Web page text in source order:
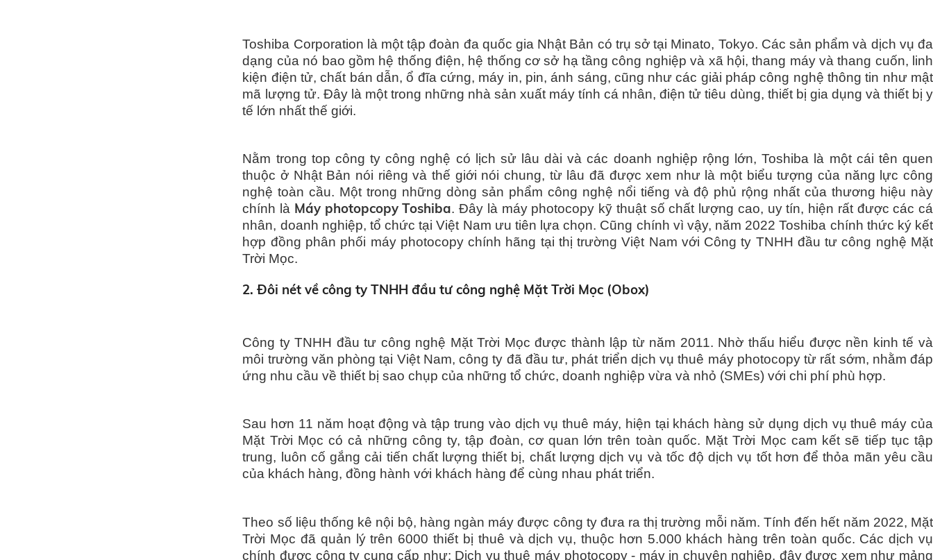
Toshiba Corporation là một tập đoàn đa quốc gia Nhật Bản có trụ sở tại Minato, Tokyo. Các sản phẩm và dịch vụ đa
dạng của nó bao gồm hệ thống điện, hệ thống cơ sở hạ tầng công nghiệp và xã hội, thang máy và thang cuốn, linh
kiện điện tử, chất bán dẫn, ổ đĩa cứng, máy in, pin, ánh sáng, cũng như các giải pháp công nghệ thông tin như mật
mã lượng tử. Đây là một trong những nhà sản xuất máy tính cá nhân, điện tử tiêu dùng, thiết bị gia dụng và thiết bị y
tế lớn nhất thế giới.
Nằm trong top công ty công nghệ có lịch sử lâu dài và các doanh nghiệp rộng lớn, Toshiba là một cái tên quen
thuộc ở Nhật Bản nói riêng và thế giới nói chung, từ lâu đã được xem như là một biểu tượng của năng lực công
nghệ toàn cầu. Một trong những dòng sản phẩm công nghệ nổi tiếng và độ phủ rộng nhất của thương hiệu này
chính là Máy photopcopy Toshiba.Đây là máy photocopy kỹ thuật số chất lượng cao, uy tín, hiện rất được các cá
nhân, doanh nghiệp, tổ chức tại Việt Nam ưu tiên lựa chọn. Cũng chính vì vậy, năm 2022 Toshiba chính thức ký kết
hợp đồng phân phối máy photocopy chính hãng tại thị trường Việt Nam với Công ty TNHH đầu tư công nghệ Mặt
Trời Mọc.
2. Đôi nét về công ty TNHH đầu tư công nghệ Mặt Trời Mọc (Obox)
Công ty TNHH đầu tư công nghệ Mặt Trời Mọc được thành lập từ năm 2011. Nhờ thấu hiểu được nền kinh tế và
môi trường văn phòng tại Việt Nam, công ty đã đầu tư, phát triển dịch vụ thuê máy photocopy từ rất sớm, nhằm đáp
ứng nhu cầu về thiết bị sao chụp của những tổ chức, doanh nghiệp vừa và nhỏ (SMEs) với chi phí phù hợp.
Sau hơn 11 năm hoạt động và tập trung vào dịch vụ thuê máy, hiện tại khách hàng sử dụng dịch vụ thuê máy của
Mặt Trời Mọc có cả những công ty, tập đoàn, cơ quan lớn trên toàn quốc. Mặt Trời Mọc cam kết sẽ tiếp tục tập
trung, luôn cố gắng cải tiến chất lượng thiết bị, chất lượng dịch vụ và tốc độ dịch vụ tốt hơn để thỏa mãn yêu cầu
của khách hàng, đồng hành với khách hàng để cùng nhau phát triển.
Theo số liệu thống kê nội bộ, hàng ngàn máy được công ty đưa ra thị trường mỗi năm. Tính đến hết năm 2022, Mặt
Trời Mọc đã quản lý trên 6000 thiết bị thuê và dịch vụ, thuộc hơn 5.000 khách hàng trên toàn quốc. Các dịch vụ
chính được công ty cung cấp như: Dịch vụ thuê máy photocopy - máy in chuyên nghiệp, đây được xem như mảng